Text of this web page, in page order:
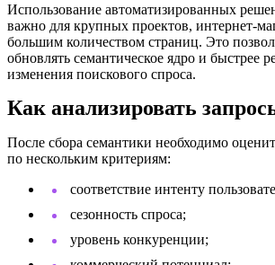
Использование автоматизированных
важно для крупных проектов, интернет-
большим количеством страниц. Это
обновлять семантическое ядро и быстрее
изменения поискового спроса.
Как анализировать
После сбора семантики необходимо
по нескольким критериям:
соответствие интенту
сезонность спроса;
уровень конкуренции;